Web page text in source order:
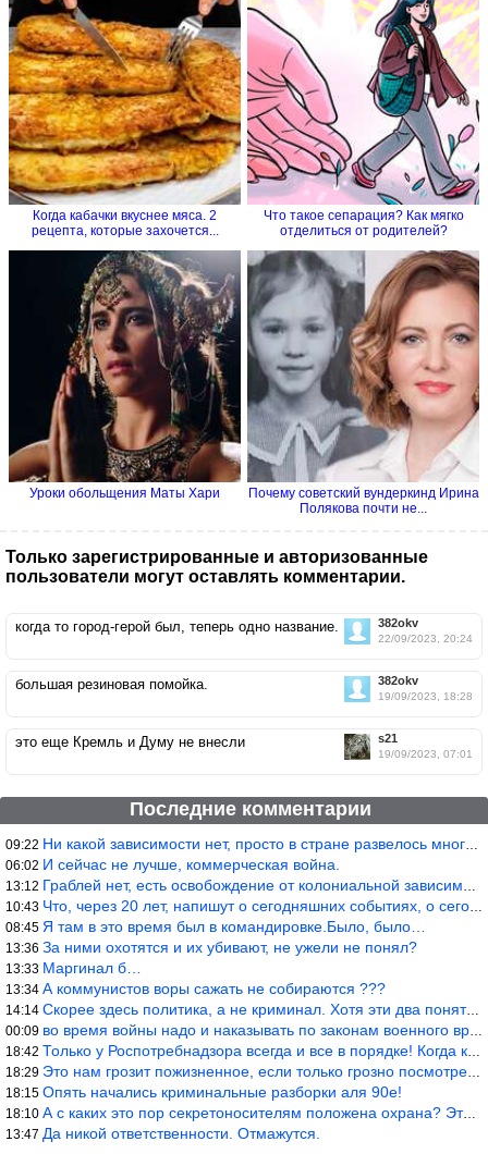
Когда кабачки вкуснее мяса. 2
рецепта, которые захочется...
Что такое сепарация? Как мягко
отделиться от родителей?
Уроки обольщения Маты Хари
Почему советский вундеркинд Ирина
Полякова почти не...
Только зарегистрированные и авторизованные
пользователи могут оставлять комментарии.
382okv
22/09/2023, 20:24
когда то город-герой был, теперь одно название.
382okv
19/09/2023, 18:28
большая резиновая помойка.
s21
19/09/2023, 07:01
это еще Кремль и Думу не внесли
Последние комментарии
09:22 Ни какой зависимости нет, просто в стране развелось много ипанут
06:02 И сейчас не лучше, коммерческая война.
13:12 Граблей нет, есть освобождение от колониальной зависимости, это
10:43 Что, через 20 лет, напишут о сегодняшних событиях, о сегодняшней
08:45 Я там в это время был в командировке.Было, было…
13:36 За ними охотятся и их убивают, не ужели не понял?
13:33 Маргинал б…
13:34 А коммунистов воры сажать не собираются ???
14:14 Скорее здесь политика, а не криминал. Хотя эти два понятия начин
00:09 во время войны надо и наказывать по законам военного времени, а
18:42 Только у Роспотребнадзора всегда и все в порядке! Когда касается
18:29 Это нам грозит пожизненное, если только грозно посмотреть в их с
18:15 Опять начались криминальные разборки аля 90е!
18:10 А с каких это пор секретоносителям положена охрана? Это его зада
13:47 Да никой ответственности. Отмажутся.